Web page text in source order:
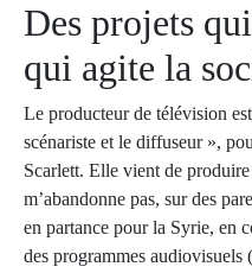
Des projets
qui agite la
Le producteur de télévision
scénariste et le diffuseur »,
Scarlett. Elle vient de
m’abandonne pas, sur des
en partance pour la Syrie, en
des programmes audiovisuels